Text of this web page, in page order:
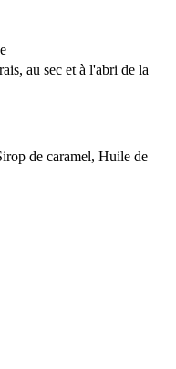
au sec et à l'abri de la
de caramel, Huile de